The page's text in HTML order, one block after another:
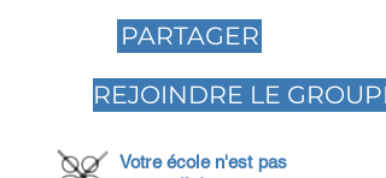
PARTAGER
REJOINDRE LE GROUPE
Votre école n'est pas